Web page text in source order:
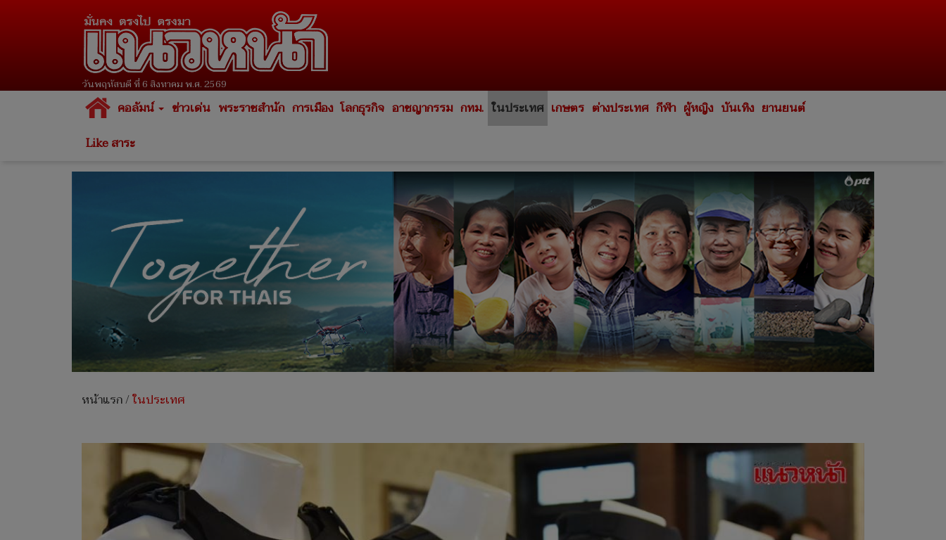
วันพฤหัสบดี ที่ 6 สิงหาคม พ.ศ. 2569
คอลัมน์ ข่าวเด่น พระราชสำนัก การเมือง โลกธุรกิจ อาชญากรรม กทม. ในประเทศ เกษตร ต่างประเทศ กีฬา ผู้หญิง บันเทิง ยานยนต์
Like สาระ
หน้าแรก/ในประเทศ